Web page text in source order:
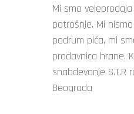
Mi smo
potrošnje. Mi
podrum pića, mi
prodavnica hrane.
snabdevanje S.T.R
Beograda